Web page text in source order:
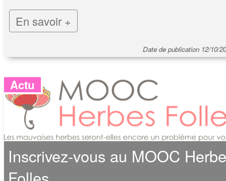
En savoir +
Date de publication 12/10/
Actu
Inscrivez-vous au MOOC